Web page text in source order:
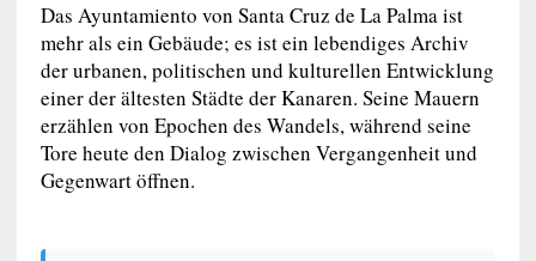
Das Ayuntamiento von Santa Cruz de La Palma ist
mehr als ein Gebäude; es ist ein lebendiges Archiv
der urbanen, politischen und kulturellen Entwicklung
einer der ältesten Städte der Kanaren. Seine Mauern
erzählen von Epochen des Wandels, während seine
Tore heute den Dialog zwischen Vergangenheit und
Gegenwart öffnen.